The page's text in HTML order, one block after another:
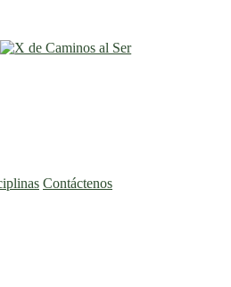
Contáctenos